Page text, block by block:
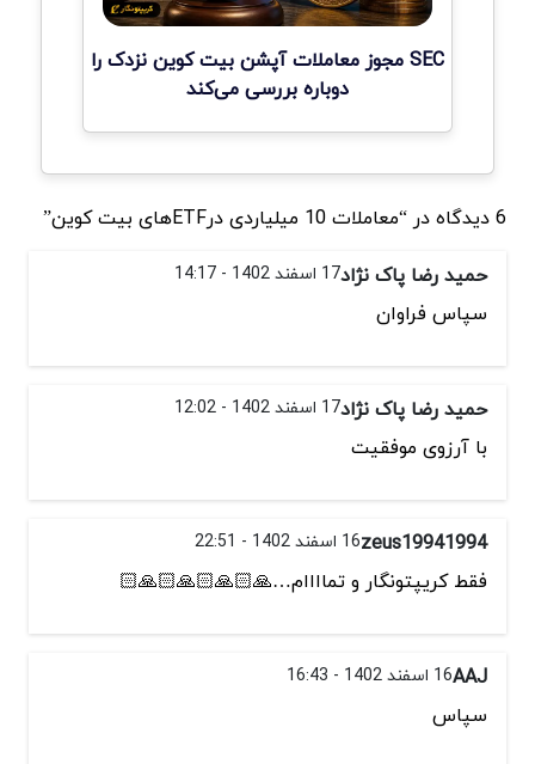
SEC مجوز معاملات آپشن بیت کوین نزدک را
دوباره بررسی می‌کند
6 دیدگاه در “معاملات 10 میلیاردی درETF‌‌‌های بیت کوین”
حمید رضا پاک نژاد17 اسفند 1402 - 14:17
سپاس فراوان
حمید رضا پاک نژاد17 اسفند 1402 - 12:02
با آرزوی موفقیت
zeus1994199416 اسفند 1402 - 22:51
فقط کریپتونگار و تماااام…🙏🏻🙏🏻🙏🏻🙏🏻
AAJ16 اسفند 1402 - 16:43
سپاس